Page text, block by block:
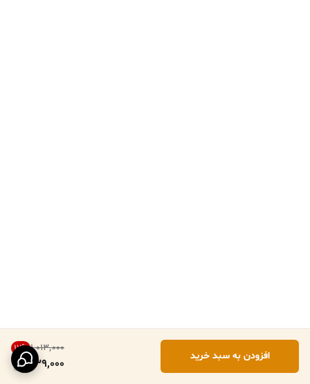
۱٬۰۱۳٬۰۰۰ 17%
839,000
افزودن به سبد خرید